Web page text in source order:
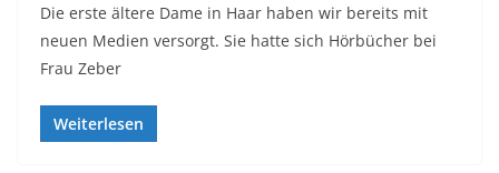
Die erste ältere Dame in Haar haben wir bereits mit
neuen Medien versorgt. Sie hatte sich Hörbücher bei
Frau Zeber
Weiterlesen